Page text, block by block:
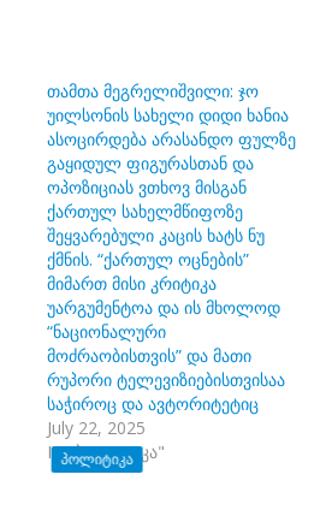
თამთა მეგრელიშვილი: ჯო
უილსონის სახელი დიდი ხანია
ასოცირდება არასანდო ფულზე
გაყიდულ ფიგურასთან და
ოპოზიციას ვთხოვ მისგან
ქართულ სახელმწიფოზე
შეყვარებული კაცის ხატს ნუ
ქმნის. “ქართულ ოცნების”
მიმართ მისი კრიტიკა
უარგუმენტოა და ის მხოლოდ
“ნაციონალური
მოძრაობისთვის” და მათი
რუპორი ტელევიზიებისთვისაა
საჭიროც და ავტორიტეტიც
July 22, 2025
In "პოლიტიკა"
ᲞᲝᲚᲘᲢᲘᲙᲐ